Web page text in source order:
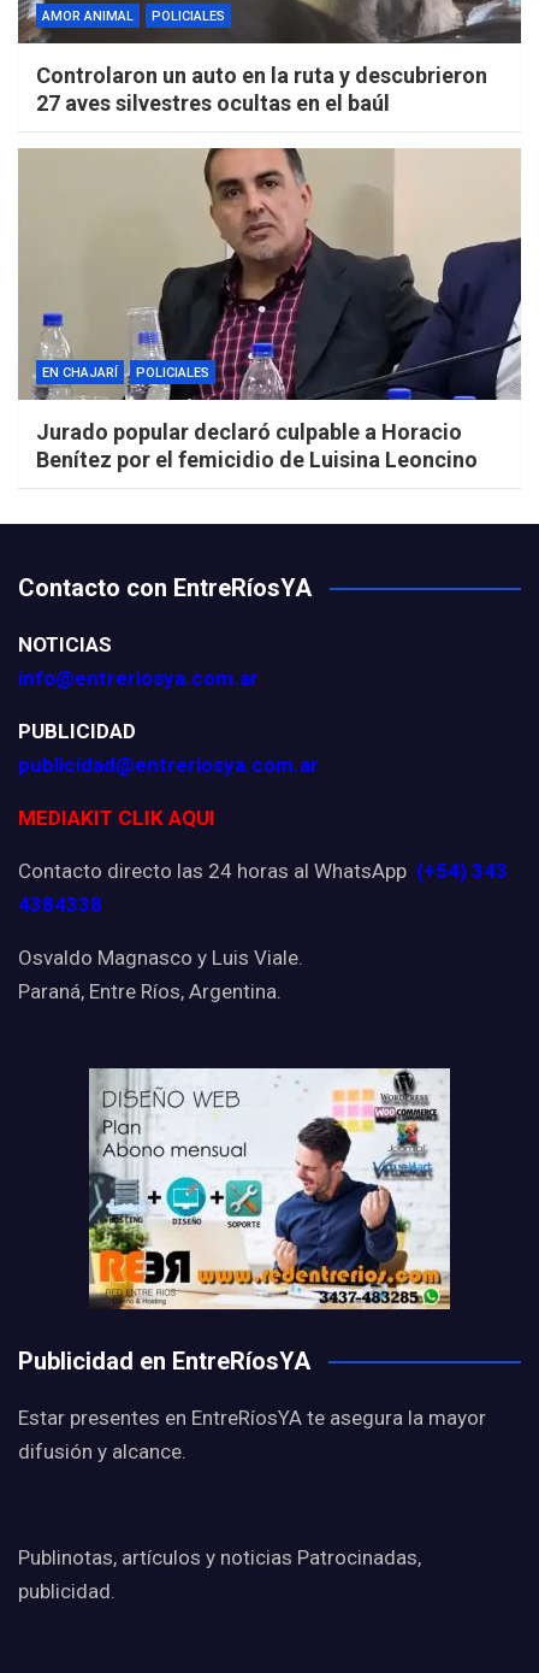
AMOR ANIMAL POLICIALES
Controlaron un auto en la ruta y descubrieron
27 aves silvestres ocultas en el baúl
EN CHAJARÍ POLICIALES
Jurado popular declaró culpable a Horacio
Benítez por el femicidio de Luisina Leoncino
Contacto con EntreRíosYA
NOTICIAS
info@entreriosya.com.ar
PUBLICIDAD
publicidad@entreriosya.com.ar
MEDIAKIT CLIK AQUI
Contacto directo las 24 horas al WhatsApp (+54) 343
4384338
Osvaldo Magnasco y Luis Viale.
Paraná, Entre Ríos, Argentina.
Publicidad en EntreRíosYA
Estar presentes en EntreRíosYA te asegura la mayor
difusión y alcance.
Publinotas, artículos y noticias Patrocinadas,
publicidad.